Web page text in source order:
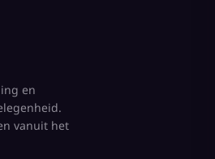
en
vanuit het